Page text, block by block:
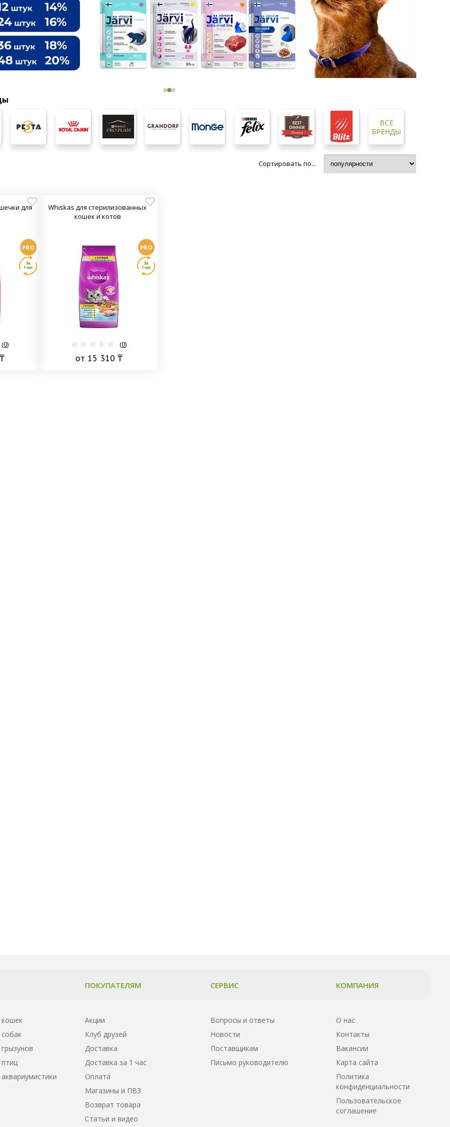
ВСЕ
БРЕНДЫ
Сортировать по...
для
PRO
(0)
Whiskas для стерилизованных
кошек и котов
PRO
(0)
от 15 310 ₸
ПОКУПАТЕЛЯМ
Акции
Клуб друзей
Доставка
Доставка за 1 час
Оплата
Магазины и ПВЗ
Возврат товара
Статьи и видео
СЕРВИС
Вопросы и ответы
Новости
Поставщикам
Письмо руководителю
КОМПАНИЯ
О нас
Контакты
Вакансии
Карта сайта
Политика
конфиденциальности
Пользовательское
соглашение